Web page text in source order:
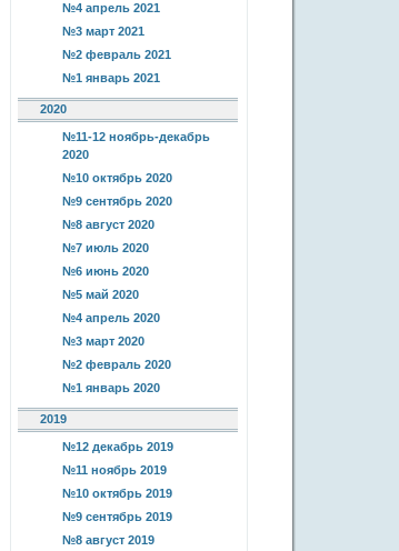
№4 апрель 2021
№3 март 2021
№2 февраль 2021
№1 январь 2021
2020
№11-12 ноябрь-декабрь
2020
№10 октябрь 2020
№9 сентябрь 2020
№8 август 2020
№7 июль 2020
№6 июнь 2020
№5 май 2020
№4 апрель 2020
№3 март 2020
№2 февраль 2020
№1 январь 2020
2019
№12 декабрь 2019
№11 ноябрь 2019
№10 октябрь 2019
№9 сентябрь 2019
№8 август 2019